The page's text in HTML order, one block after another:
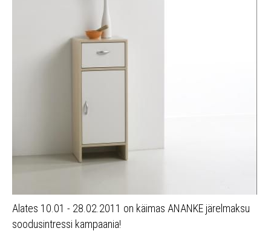
Alates 10.01 - 28.02.2011 on käimas ANANKE järelmaksu
soodusintressi kampaania!